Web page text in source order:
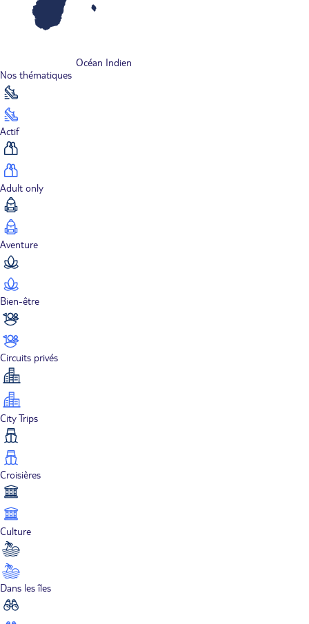
Océan Indien
Nos thématiques
Actif
Adult only
Aventure
Bien-être
Circuits privés
City Trips
Croisières
Culture
Dans les îles